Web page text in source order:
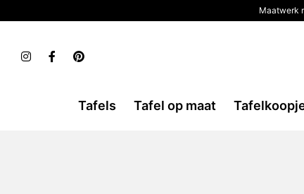
Maatwerk
Tafels Tafel op maat